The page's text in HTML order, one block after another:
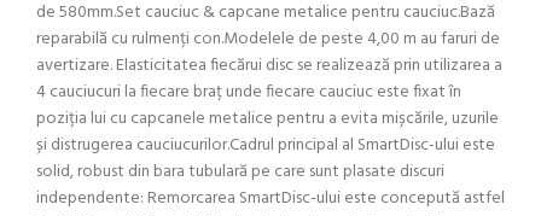
de 580mm.Set cauciuc & capcane metalice pentru cauciuc.Bază
reparabilă cu rulmenți con.Modelele de peste 4,00 m au faruri de
avertizare. Elasticitatea fiecărui disc se realizează prin utilizarea a
4 cauciucuri la fiecare braț unde fiecare cauciuc este fixat în
poziția lui cu capcanele metalice pentru a evita mișcările, uzurile
și distrugerea cauciucurilor.Cadrul principal al SmartDisc-ului este
solid, robust din bara tubulară pe care sunt plasate discuri
independente: Remorcarea SmartDisc-ului este concepută astfel